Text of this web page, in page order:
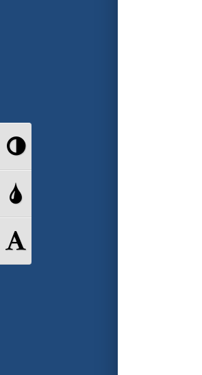
Εναλλαγή
Υψηλής
Αντίθεσης
Εναλλαγή
Διαβάθμισης
Γκρι
Εναλλαγή